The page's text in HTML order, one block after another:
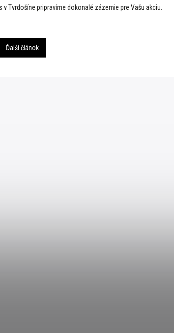
v Tvrdošíne pripravíme dokonalé zázemie pre Vašu akciu.
Ďalší článok